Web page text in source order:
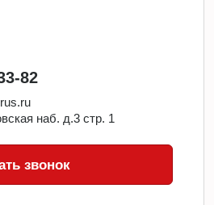
82
наб. д.3 стр. 1
звонок